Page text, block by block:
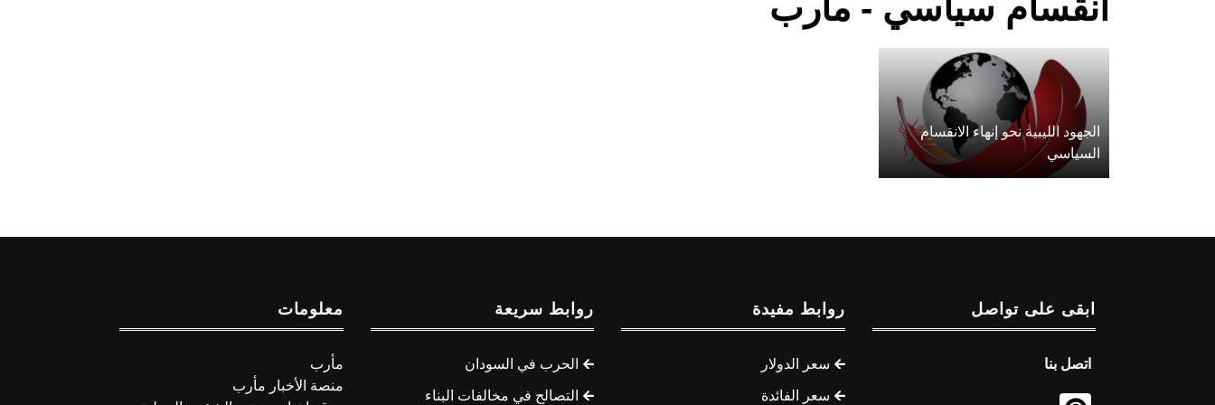
انقسام سياسي - مأرب
الجهود الليبية نحو إنهاء الانقسام
السياسي
ابقى على تواصل
اتصل بنا
روابط مفيدة
سعر الدولار
سعر الفائدة
روابط سريعة
الحرب في السودان
التصالح في مخالفات البناء
معلومات
مأرب
منصة الأخبار مأرب